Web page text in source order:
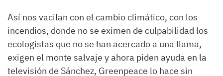
Así nos vacilan con el cambio climático, con los
incendios, donde no se eximen de culpabilidad los
ecologistas que no se han acercado a una llama,
exigen el monte salvaje y ahora piden ayuda en la
televisión de Sánchez, Greenpeace lo hace sin